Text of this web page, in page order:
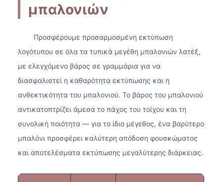
μπαλονιών
Προσφέρουμε προσαρμοσμένη εκτύπωση
λογότυπου σε όλα τα τυπικά μεγέθη μπαλονιών λατέξ,
με ελεγχόμενο βάρος σε γραμμάρια για να
διασφαλιστεί η καθαρότητα εκτύπωσης και η
ανθεκτικότητα του μπαλονιού. Το βάρος του μπαλονιού
αντικατοπτρίζει άμεσα το πάχος του τοίχου και τη
συνολική ποιότητα — για το ίδιο μέγεθος, ένα βαρύτερο
μπαλόνι προσφέρει καλύτερη απόδοση φουσκώματος
και αποτελέσματα εκτύπωσης μεγαλύτερης διάρκειας.